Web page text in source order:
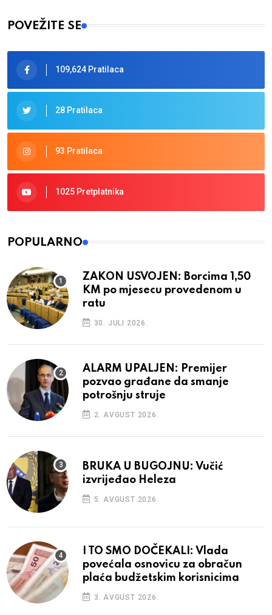
POVEŽITE SE
109,624 Pratilaca
28 Pratilaca
93 Pratilaca
1025 Pretplatnika
POPULARNO
ZAKON USVOJEN: Borcima 1,50
KM po mjesecu provedenom u
ratu
30. JULI 2026.
ALARM UPALJEN: Premijer
pozvao građane da smanje
potrošnju struje
2. AVGUST 2026.
BRUKA U BUGOJNU: Vučić
izvrijeđao Heleza
5. AVGUST 2026.
I TO SMO DOČEKALI: Vlada
povećala osnovicu za obračun
plaća budžetskim korisnicima
3. AVGUST 2026.